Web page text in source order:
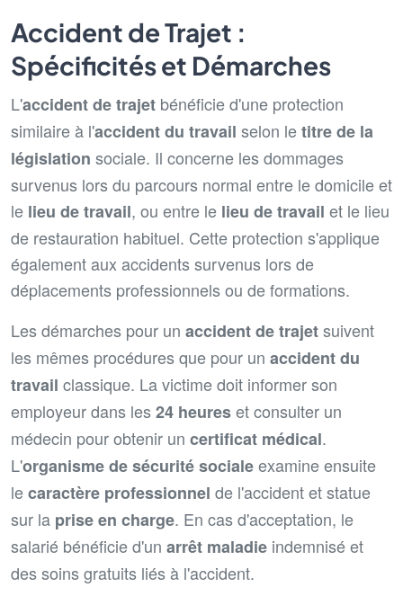
Accident de Trajet :
Spécificités et Démarches
L'accident de trajet bénéficie d'une protection
similaire à l'accident du travail selon letitre de la
législation sociale. Il concerne les dommages
survenus lors du parcours normal entre le domicile et
le lieu de travail, ou entre le lieu de travail et le lieu
de restauration habituel. Cette protection s'applique
également aux accidents survenus lors de
déplacements professionnels ou de formations.
Les démarches pour un accident de trajetsuivent
les mêmes procédures que pour un accident du
travail classique. La victime doit informer son
employeur dans les 24 heureset consulter un
médecin pour obtenir un certificat médical.
L'organisme de sécurité socialeexamine ensuite
lecaractère professionnel de l'accident et statue
sur la prise en charge. En cas d'acceptation, le
salarié bénéficie d'un arrêt maladie indemnisé et
des soins gratuits liés à l'accident.